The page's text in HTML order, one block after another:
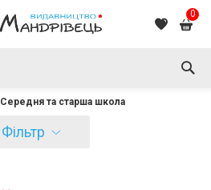
0
Середня та старша школа
Фільтр